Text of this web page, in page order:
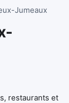
Jumeaux
restaurants et